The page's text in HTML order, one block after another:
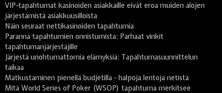
VIP-tapahtumat kasinoiden asiakkaille eivät eroa muiden alojen
järjestämistä asiakkuusilloista
Näin seuraat nettikasinoiden tapahtumia
Paranna tapahtumien onnistumista: Parhaat vinkit
tapahtumanjärjestäjille
Järjestä unohtumattomia elämyksiä: Tapahtumasuunnittelun
taikaa
Matkustaminen pienellä budjetilla - halpoja lentoja netistä
Mitä World Series of Poker (WSOP) tapahtuma merkitsee